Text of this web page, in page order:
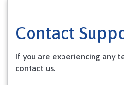
Contact
If you are experiencing any
contact us.